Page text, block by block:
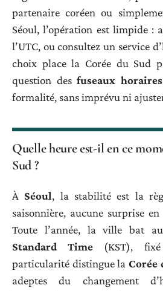
partenaire coréen ou
Séoul, l’opération est limpide :
l’UTC, ou consultez un service
choix place la Corée du Sud
question des fuseaux horaires
formalité, sans imprévu ni
Quelle heure est-il en ce
Sud ?
À Séoul, la stabilité est la
saisonnière, aucune surprise
Toute l’année, la ville bat
Standard Time (KST),
particularité distingue la Corée
adeptes du changement